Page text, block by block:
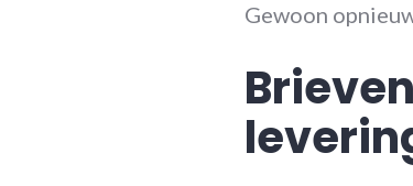
Gewoon